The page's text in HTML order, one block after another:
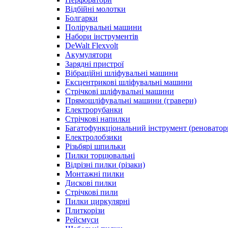
Відбійні молотки
Болгарки
Полірувальні машини
Набори інструментів
DeWalt Flexvolt
Акумулятори
Зарядні пристрої
Вібраційні шліфувальні машини
Ексцентрикові шліфувальні машини
Стрічкові шліфувальні машини
Прямошліфувальні машини (гравери)
Електрорубанки
Стрічкові напилки
Багатофункціональний інструмент
Електролобзики
Різьбярі шпильки
Пилки торцювальні
Відрізні пилки (різаки)
Монтажні пилки
Дискові пилки
Стрічкові пили
Пилки циркулярні
Плиткорізи
Рейсмуси